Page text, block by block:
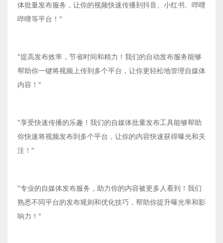
体批量发布服务，让你的视频快速传播到抖音、小红书、哔哩
哔哩等平台！"
"提高发布效率，节省时间和精力！我们的自动发布服务能够
帮助你一键将视频上传到多个平台，让你更轻松地管理自媒体
内容！"
"享受快速传播的乐趣！我们的自媒体批量发布工具能够帮助
你快速将视频发布到多个平台，让你的内容快速获得曝光和关
注！"
"专业的自媒体发布服务，助力你的内容被更多人看到！我们
熟悉不同平台的发布规则和优化技巧，帮助你提升曝光率和影
响力！"